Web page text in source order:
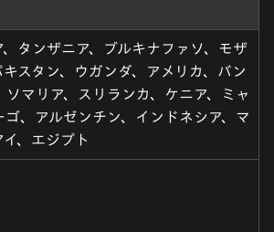
、タンザニア、ブルキナファソ、モザ
キスタン、ウガンダ、アメリカ、バン
ソマリア、スリランカ、ケニア、ミャ
ゴ、アルゼンチン、インドネシア、マ
イ、エジプト